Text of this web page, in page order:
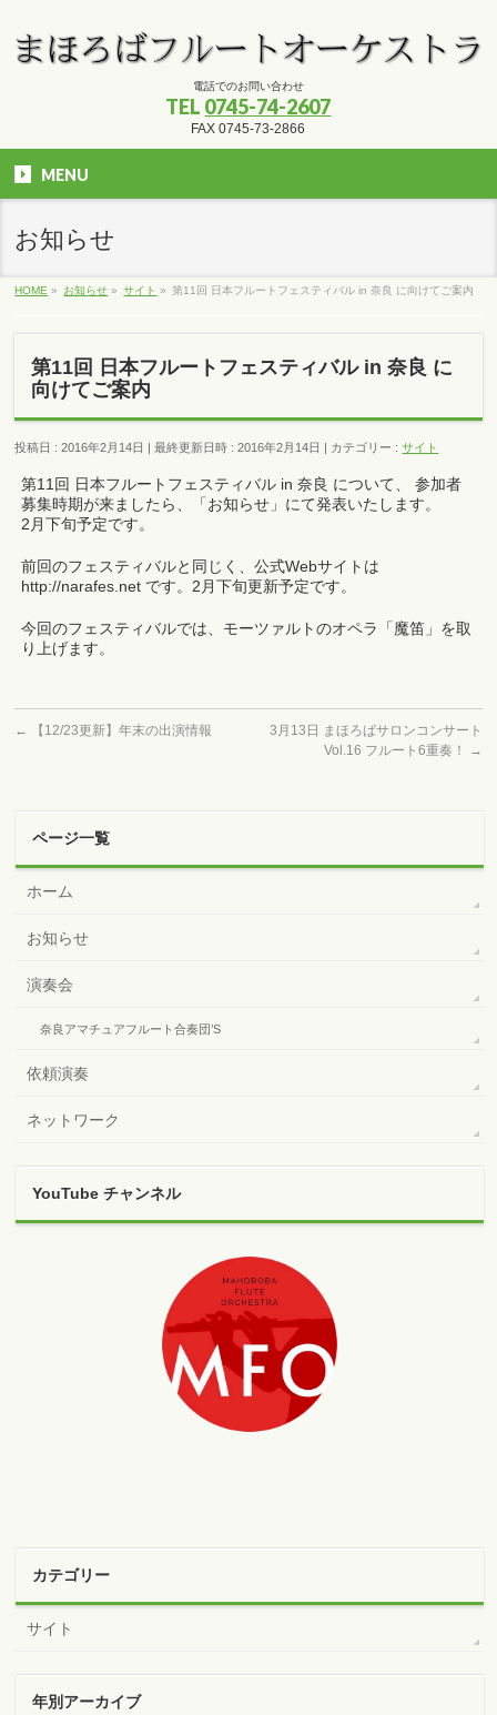
電話でのお問い合わせ
TEL 0745-74-2607
FAX 0745-73-2866
MENU
お知らせ
HOME » お知らせ » サイト » 第11回 日本フルートフェスティバル in 奈良 に向けてご案内
第11回 日本フルートフェスティバル in 奈良 に
向けてご案内
投稿日 : 2016年2月14日 最終更新日時 : 2016年2月14日 カテゴリー :サイト
第11回 日本フルートフェスティバル in 奈良 について、 参加者
募集時期が来ましたら、「お知らせ」にて発表いたします。
2月下旬予定です。
前回のフェスティバルと同じく、公式Webサイトは
http://narafes.net です。2月下旬更新予定です。
今回のフェスティバルでは、モーツァルトのオペラ「魔笛」を取
り上げます。
← 【12/23更新】年末の出演情報
3月13日 まほろばサロンコンサート
Vol.16 フルート6重奏！
→
ページ一覧
ホーム
お知らせ
演奏会
奈良アマチュアフルート合奏団’S
依頼演奏
ネットワーク
YouTube チャンネル
カテゴリー
サイト
年別アーカイブ